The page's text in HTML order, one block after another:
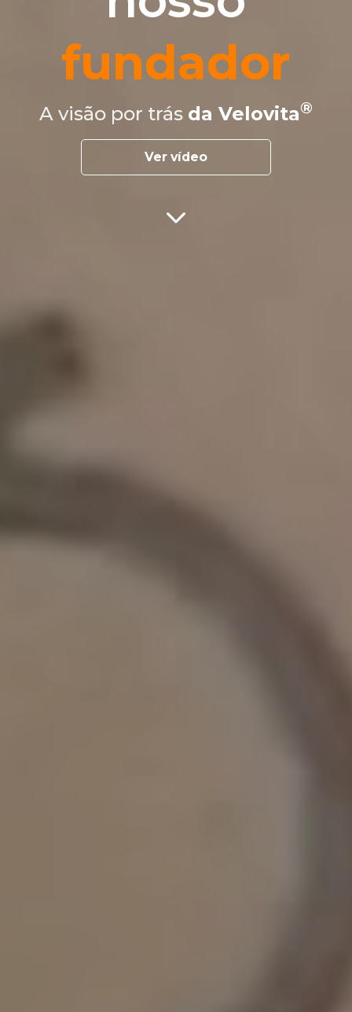
fundador
A visão por trás da Velovita
Ver vídeo